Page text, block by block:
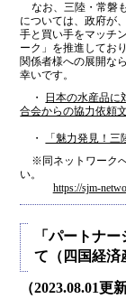
なお、三陸・常磐
については、政府が
手と買い手をマッチ
ーク」を推進してお
関係者様への展開な
幸いです。
・
日本の水産品に
合会からの協力依頼文
・
「魅力発見！
※同ネットワーク
い。
https://sjm-
「パートナ
て（四国経済
（2023.08.01更新